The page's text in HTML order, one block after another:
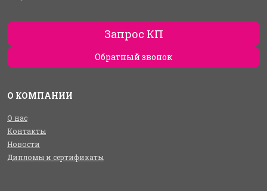
Запрос КП
Обратный звонок
О КОМПАНИИ
О нас
Контакты
Новости
Дипломы и сертификаты